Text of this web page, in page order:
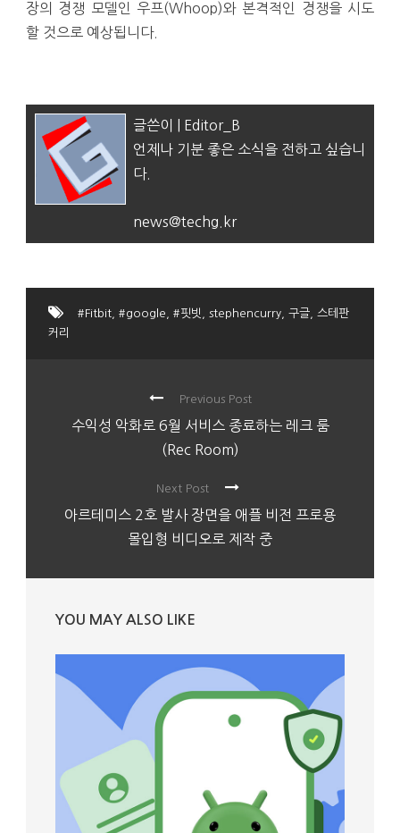
장의 경쟁 모델인 우프(Whoop)와 본격적인 경쟁을 시도
할 것으로 예상됩니다.
글쓴이 | Editor_B
언제나 기분 좋은 소식을 전하고 싶습니
다.
news@techg.kr
#Fitbit #google #핏빗 stephencurry 구글
스테판
커리
Previous Post
수익성 악화로 6월 서비스 종료하는 레크 룸
(Rec Room)
Next Post
아르테미스 2호 발사 장면을 애플 비전 프로용
몰입형 비디오로 제작 중
YOU MAY ALSO LIKE